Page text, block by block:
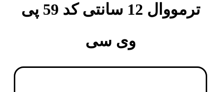
ترمووال 12 سانتی کد 59 پی
وی سی